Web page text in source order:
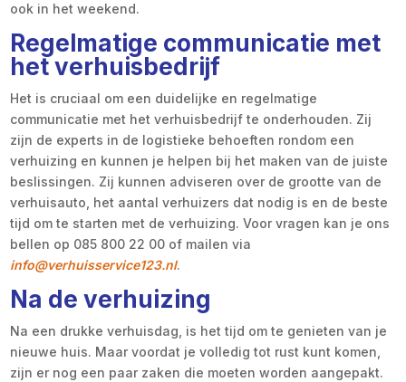
ook in het weekend.
Regelmatige communicatie met
het verhuisbedrijf
Het is cruciaal om een duidelijke en regelmatige
communicatie met het verhuisbedrijf te onderhouden. Zij
zijn de experts in de logistieke behoeften rondom een
verhuizing en kunnen je helpen bij het maken van de juiste
beslissingen. Zij kunnen adviseren over de grootte van de
verhuisauto, het aantal verhuizers dat nodig is en de beste
tijd om te starten met de verhuizing. Voor vragen kan je ons
bellen op 085 800 22 00 of mailen via
info@verhuisservice123.nl.
Na de verhuizing
Na een drukke verhuisdag, is het tijd om te genieten van je
nieuwe huis. Maar voordat je volledig tot rust kunt komen,
zijn er nog een paar zaken die moeten worden aangepakt.